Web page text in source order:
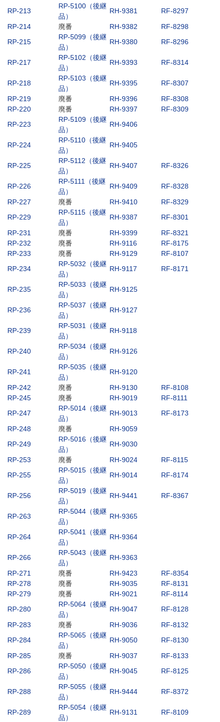
RP-213
RP-5100（後継
品）
RH-9381
RF-8297
RP-214
廃番 RH-9382
RF-8298
RP-215
RP-5099（後継
品）
RH-9380 RF-8296
RP-217
RP-5102（後継
品）
RH-9393 RF-8314
RP-218
RP-5103（後継
品）
RH-9395
RF-8307
RP-219
廃番 RH-9396
RF-8308
RP-220
廃番 RH-9397
RF-8309
RP-223
RP-5109（後継
品）
RH-9406
RP-224
RP-5110（後継
品）
RH-9405
RP-225
RP-5112（後継
品）
RH-9407 RF-8326
RP-226
RP-5111（後継
品）
RH-9409
RF-8328
RP-227
廃番 RH-9410
RF-8329
RP-229
RP-5115（後継
品）
RH-9387
RF-8301
RP-231
廃番 RH-9399
RF-8321
RP-232
廃番 RH-9116
RF-8175
RP-233
廃番 RH-9129
RF-8107
RP-234
RP-5032（後継
品）
RH-9117 RF-8171
RP-235
RP-5033（後継
品）
RH-9125
RP-236
RP-5037（後継
品）
RH-9127
RP-239
RP-5031（後継
品）
RH-9118
RP-240
RP-5034（後継
品）
RH-9126
RP-241
RP-5035（後継
品）
RH-9120
RP-242
廃番 RH-9130
RF-8108
RP-245
廃番 RH-9019
RF-8111
RP-247
RP-5014（後継
品）
RH-9013
RF-8173
RP-248
廃番
RH-9059
RP-249
RP-5016（後継
品）
RH-9030
RP-253
廃番 RH-9024
RF-8115
RP-255
RP-5015（後継
品）
RH-9014 RF-8174
RP-256
RP-5019（後継
品）
RH-9441 RF-8367
RP-263
RP-5044（後継
品）
RH-9365
RP-264
RP-5041（後継
品）
RH-9364
RP-266
RP-5043（後継
品）
RH-9363
RP-271
廃番 RH-9423
RF-8354
RP-278
廃番 RH-9035
RF-8131
RP-279
廃番 RH-9021
RF-8114
RP-280
RP-5064（後継
品）
RH-9047
RF-8128
RP-283
廃番 RH-9036
RF-8132
RP-284
RP-5065（後継
品）
RH-9050
RF-8130
RP-285
廃番 RH-9037
RF-8133
RP-286
RP-5050（後継
品）
RH-9045 RF-8125
RP-288
RP-5055（後継
品）
RH-9444 RF-8372
RP-289
RP-5054（後継
品）
RH-9131
RF-8109